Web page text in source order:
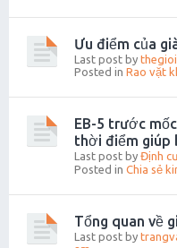
Ưu điểm của
Last post by
Posted in Rao vặt
EB-5 trước
thời điểm giúp
Last post by Định
Posted in Chia sẻ
Tổng quan về
Last post by